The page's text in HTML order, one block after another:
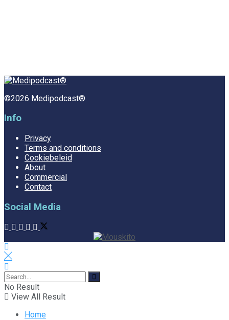
©2026 Medipodcast®
Info
Privacy
Terms and conditions
Cookiebeleid
About
Commercial
Contact
Social Media
No Result
View All Result
Home